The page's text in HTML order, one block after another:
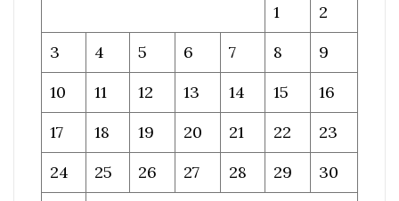
1
2
3
4 5 6 7 8
9
10
11 12 13 14 15
16
17
18 19 20 21 22
23
24
25 26 27 28 29
30